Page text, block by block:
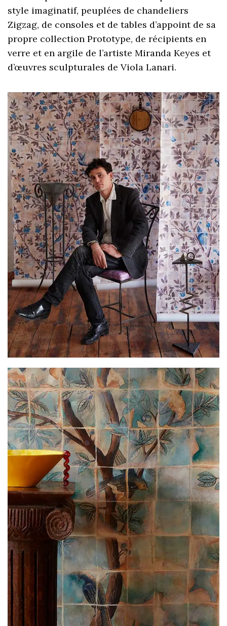
style imaginatif, peuplées de chandeliers
Zigzag, de consoles et de tables d’appoint de sa
propre collection Prototype, de récipients en
verre et en argile de l’artiste Miranda Keyes et
d’œuvres sculpturales de Viola Lanari.